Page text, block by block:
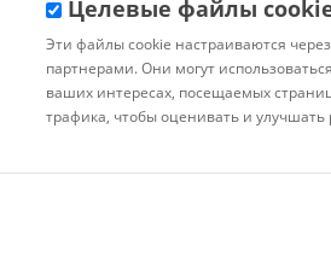
Кредит «На
Целевые файлы
Эти файлы cookie настраиваются
партнерами. Они могут
ваших интересах, посещаемых
трафика, чтобы оценивать и улучшать